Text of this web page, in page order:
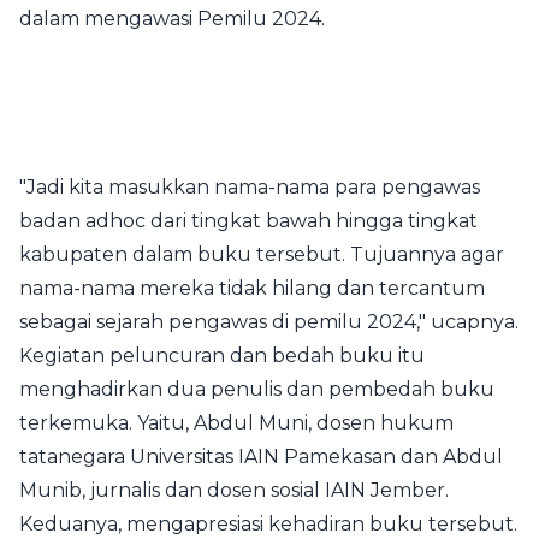
dalam mengawasi Pemilu 2024.
"Jadi kita masukkan nama-nama para pengawas
badan adhoc dari tingkat bawah hingga tingkat
kabupaten dalam buku tersebut. Tujuannya agar
nama-nama mereka tidak hilang dan tercantum
sebagai sejarah pengawas di pemilu 2024," ucapnya.
Kegiatan peluncuran dan bedah buku itu
menghadirkan dua penulis dan pembedah buku
terkemuka. Yaitu, Abdul Muni, dosen hukum
tatanegara Universitas IAIN Pamekasan dan Abdul
Munib, jurnalis dan dosen sosial IAIN Jember.
Keduanya, mengapresiasi kehadiran buku tersebut.